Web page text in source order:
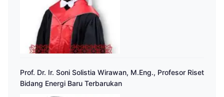
Prof. Dr. Ir. Soni Solistia Wirawan, M.Eng., Profesor Riset
Bidang Energi Baru Terbarukan